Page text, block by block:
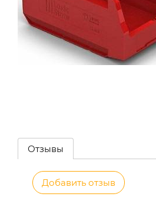
Отзывы
Добавить отзыв